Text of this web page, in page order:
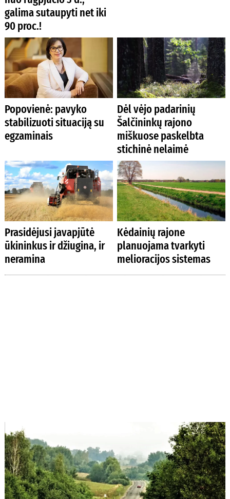
galima sutaupyti net iki
90 proc.!
Popovienė: pavyko
stabilizuoti situaciją su
egzaminais
Dėl vėjo padarinių
Šalčininkų rajono
miškuose paskelbta
stichinė nelaimė
Prasidėjusi javapjūtė
ūkininkus ir džiugina, ir
neramina
Kėdainių rajone
planuojama tvarkyti
melioracijos sistemas